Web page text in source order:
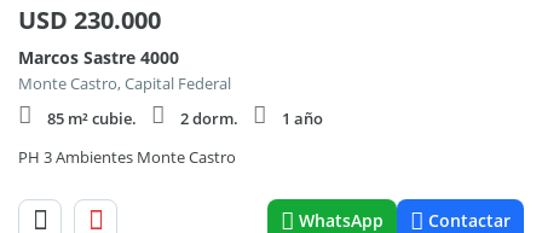
USD 230.000
Marcos Sastre 4000
Monte Castro, Capital Federal
85 m² cubie.
2 dorm.
1 año
PH 3 Ambientes Monte Castro
WhatsApp Contactar